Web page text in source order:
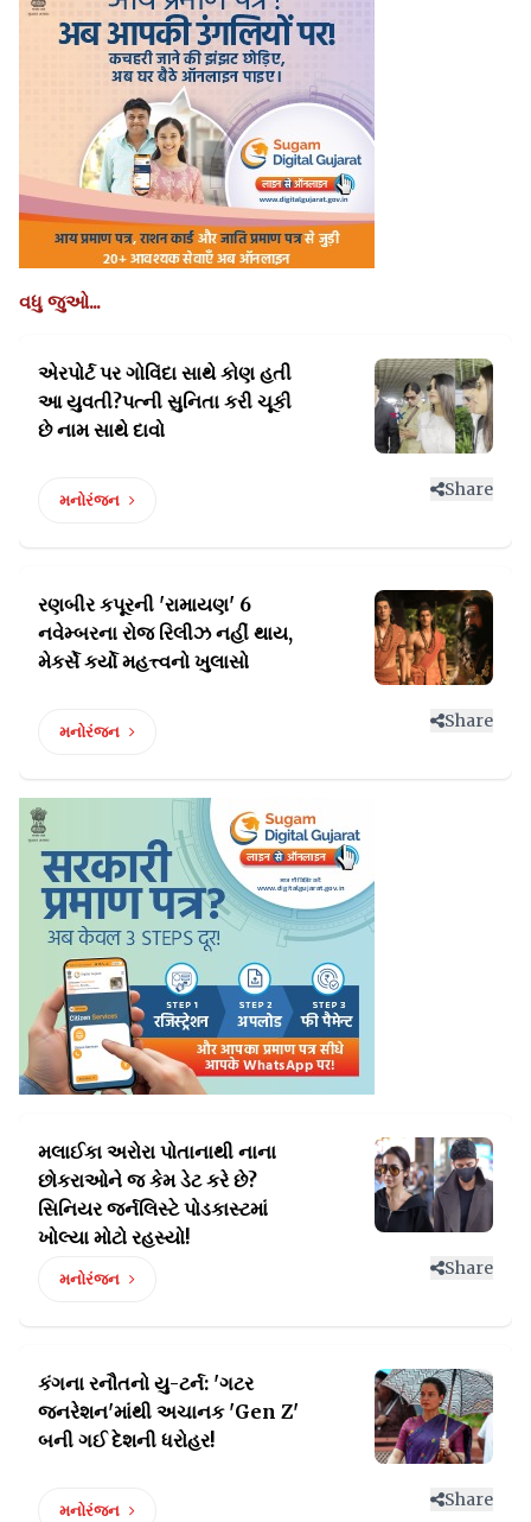
વધુ જુઓ...
એરપોર્ટ પર ગોવિંદા સાથે કોણ હતી
આ યુવતી?પત્ની સુનિતા કરી ચૂકી
છે નામ સાથે દાવો
મનોરંજન
Share
રણબીર કપૂરની 'રામાયણ' 6
નવેમ્બરના રોજ રિલીઝનહીં થાય,
મેકર્સે કર્યો મહત્ત્વનો ખુલાસો
મનોરંજન
Share
મલાઈકા અરોરા પોતાનાથી નાના
છોકરાઓને જ કેમ ડેટ કરે છે?
સિનિયર જર્નલિસ્ટે પોડકાસ્ટમાં
ખોલ્યા મોટો રહસ્યો!
મનોરંજન
Share
કંગના રનૌતનો યુ-ટર્ન: 'ગટર
જનરેશન'માંથી અચાનક 'Gen Z'
બની ગઈ દેશની ધરોહર!
મનોરંજન
Share